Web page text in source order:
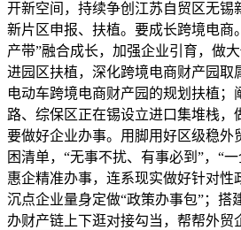
开新空间，持续争创江苏自贸区无锡
新片区申报、扶植。要成长跨境电商
产带”融合成长，加强企业引育，做
进园区扶植，深化跨境电商财产园取
电动车跨境电商财产园的规划扶植；
路、综保区正在锡设立进口集堆栈，
要做好企业办事。用脚用好区级稳外
困清单，“无事不扰、有事必到”，“
惠企精准办事，连系现实做好针对性
沉点企业量身定做“政策办事包”；搭
办财产链上下逛对接勾当，帮帮外贸